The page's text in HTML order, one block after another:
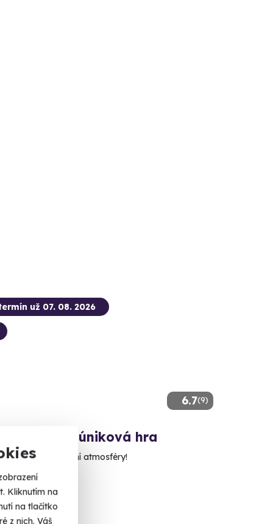
Kliknutím na
na tlačítko
z nich. Váš
6.7(9)
už 07. 08. 2026
venkovní úniková hra
naplno do vánoční atmosféry!
Budějovice
lokalit)